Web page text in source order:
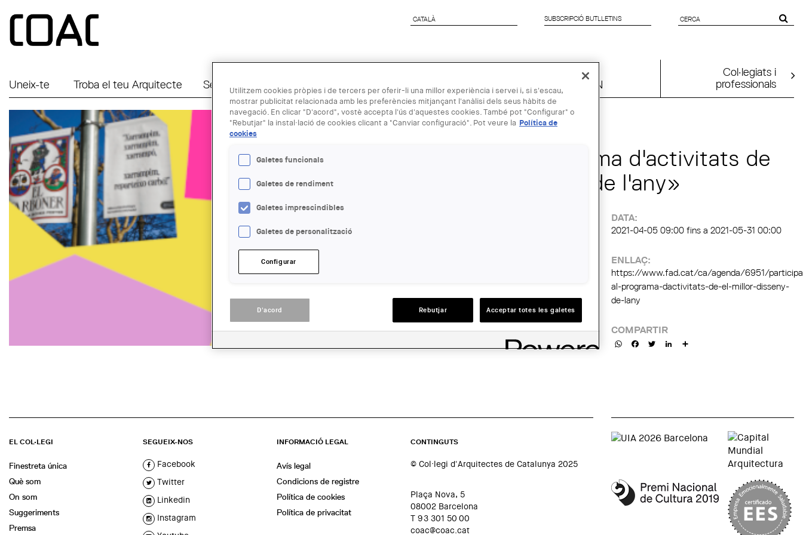
CATALÀ
CATALÀ SUBSCRIPCIÓ BUTLLETINS
DE CERCA
Uneix-te Troba el teu Arquitecte Serveis a Empreses Next Generation UIA2026BCN
Col·legiats i
professionals
05 ABR - 31 MAI
Participa al programa d'activitats de
«El millor disseny de l'any»
DATA:
2021-04-05 09:00 fins a 2021-05-31 00:00
ENLLAÇ:
https://www.fad.cat/ca/agenda/6951/
al-programa-dactivitats-de-el-millor-disseny-
de-lany
COMPARTIR
WhatsAppFacebookTwitterLinkedIn
EL COL·LEGI
Finestreta única
Què som
On som
Suggeriments
Premsa
SEGUEIX-NOS
Facebook
Twitter
Linkedin
Instagram
INFORMACIÓ LEGAL
Avís legal
Condicions de registre
Política de cookies
Política de privacitat
CONTINGUTS
© Col·legi d'Arquitectes de Catalunya 2025
Plaça Nova, 5
08002 Barcelona
T 93 301 50 00
coac@coac.cat
Utilitzem cookies pròpies i de tercers per oferir-li una millor experiència i servei i, si s'escau,
mostrar publicitat relacionada amb les preferències mitjançant l'anàlisi dels seus hàbits de
navegació. En clicar "D'acord", vostè accepta l'ús d'aquestes cookies. També pot "Configurar" o
"Rebutjar" la instal·lació de cookies clicant a "Canviar configuració". Pot veure la Política de
cookies
Galetes funcionals
Galetes de rendiment
Galetes imprescindibles
Galetes de personalització
Configurar
D'acord Rebutjar Acceptar totes les galetes